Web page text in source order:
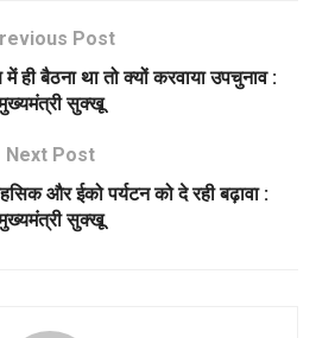
Post
में ही बैठना था तो क्यों करवाया उपचुनाव :
सुक्खू
Next Post
और ईको पर्यटन को दे रही बढ़ावा :
सुक्खू